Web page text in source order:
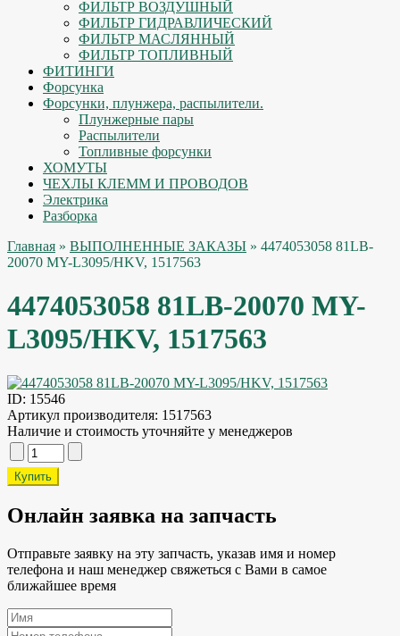
ФИЛЬТР ВОЗДУШНЫЙ
ФИЛЬТР ГИДРАВЛИЧЕСКИЙ
ФИЛЬТР МАСЛЯННЫЙ
ФИЛЬТР ТОПЛИВНЫЙ
ФИТИНГИ
Форсунка
Форсунки, плунжера, распылители.
Плунжерные пары
Распылители
Топливные форсунки
ХОМУТЫ
ЧЕХЛЫ КЛЕММ И ПРОВОДОВ
Электрика
Разборка
Главная » ВЫПОЛНЕННЫЕ ЗАКАЗЫ » 4474053058 81LB-
20070 MY-L3095/HKV, 1517563
4474053058 81LB-20070 MY-
L3095/HKV, 1517563
ID: 15546
Артикул производителя: 1517563
Наличие и стоимость уточняйте у менеджеров
Онлайн заявка на запчасть
Отправьте заявку на эту запчасть, указав имя и номер
телефона и наш менеджер свяжеться с Вами в самое
ближайшее время